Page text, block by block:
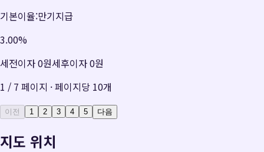
기본이율:만기지급
3.00%
세전이자0원세후이자0원
1 / 7 페이지 · 페이지당 10개
이전 1 2 3 4 5 다음
지도 위치